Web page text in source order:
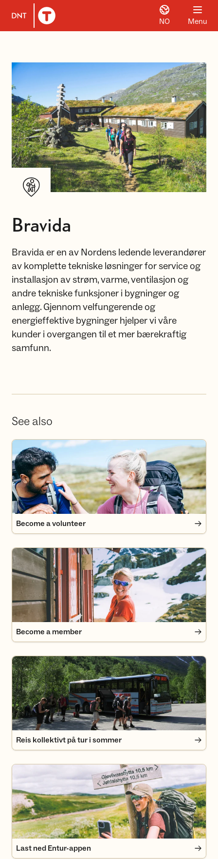
To DNT.no frontpage
NO Menu
Bravida
Bravida er en av Nordens ledende leverandører
av komplette tekniske løsninger for service og
installasjon av strøm, varme, ventilasjon og
andre tekniske funksjoner i bygninger og
anlegg. Gjennom velfungerende og
energieffektive bygninger hjelper vi våre
kunder i overgangen til et mer bærekraftig
samfunn.
See also
Become a volunteer
Become a volunteer
Become a member
Become a member
Reis kollektivt på tur i sommer
Reis kollektivt på tur i sommer
Last ned Entur-appen
Last ned Entur-appen